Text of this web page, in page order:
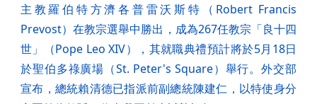
主教羅伯特方濟各普雷沃斯特（Robert Francis
Prevost）在教宗選舉中勝出，成為267任教宗「良十四
世」（Pope Leo XIV），其就職典禮預計將於5月18日
於聖伯多祿廣場（St. Peter's Square）舉行。外交部
宣布，總統賴清德已指派前副總統陳建仁，以特使身分